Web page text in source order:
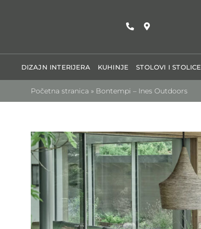
DIZAJN INTERIJERA KUHINJE STOLOVI I STOLICE
Početna stranica » Bontempi – Ines Outdoors